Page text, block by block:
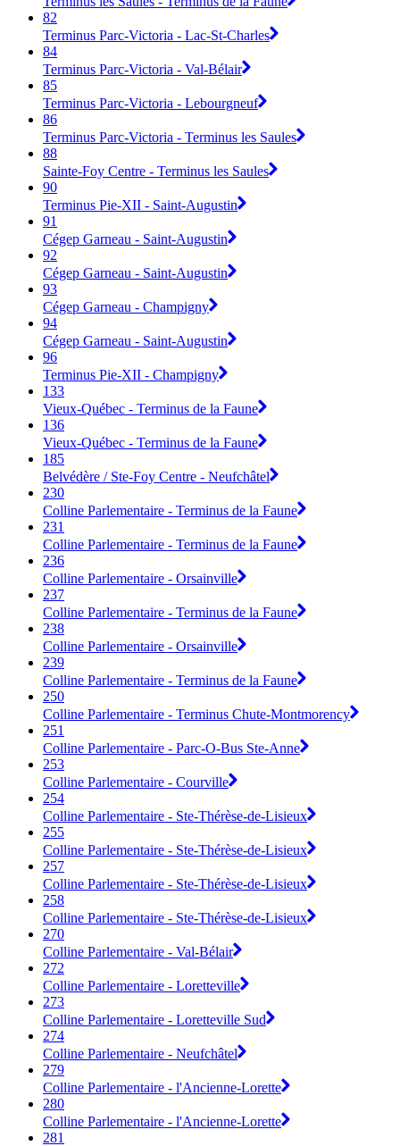
82
Terminus Parc-Victoria - Lac-St-Charles
84
Terminus Parc-Victoria - Val-Bélair
85
Terminus Parc-Victoria - Lebourgneuf
86
Terminus Parc-Victoria - Terminus les Saules
88
Sainte-Foy Centre - Terminus les Saules
90
Terminus Pie-XII - Saint-Augustin
91
Cégep Garneau - Saint-Augustin
92
Cégep Garneau - Saint-Augustin
93
Cégep Garneau - Champigny
94
Cégep Garneau - Saint-Augustin
96
Terminus Pie-XII - Champigny
133
Vieux-Québec - Terminus de la Faune
136
Vieux-Québec - Terminus de la Faune
185
Belvédère / Ste-Foy Centre - Neufchâtel
230
Colline Parlementaire - Terminus de la Faune
231
Colline Parlementaire - Terminus de la Faune
236
Colline Parlementaire - Orsainville
237
Colline Parlementaire - Terminus de la Faune
238
Colline Parlementaire - Orsainville
239
Colline Parlementaire - Terminus de la Faune
250
Colline Parlementaire - Terminus Chute-Montmorency
251
Colline Parlementaire - Parc-O-Bus Ste-Anne
253
Colline Parlementaire - Courville
254
Colline Parlementaire - Ste-Thérèse-de-Lisieux
255
Colline Parlementaire - Ste-Thérèse-de-Lisieux
257
Colline Parlementaire - Ste-Thérèse-de-Lisieux
258
Colline Parlementaire - Ste-Thérèse-de-Lisieux
270
Colline Parlementaire - Val-Bélair
272
Colline Parlementaire - Loretteville
273
Colline Parlementaire - Loretteville Sud
274
Colline Parlementaire - Neufchâtel
279
Colline Parlementaire - l'Ancienne-Lorette
280
Colline Parlementaire - l'Ancienne-Lorette
281